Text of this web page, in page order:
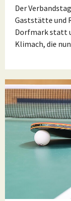
Der
Gaststätte und
Dorfmark statt
Klimach, die